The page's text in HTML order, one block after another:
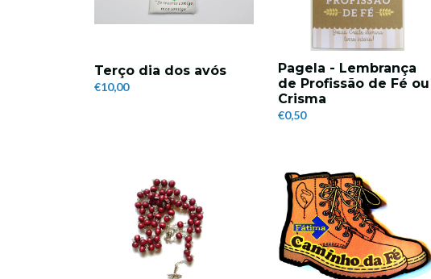
Terço dia dos avós
€10,00
Pagela - Lembrança
de Profissão de Fé ou
Crisma
€0,50